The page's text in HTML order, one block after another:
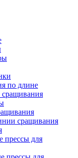
по длине
сращивания
прессы для